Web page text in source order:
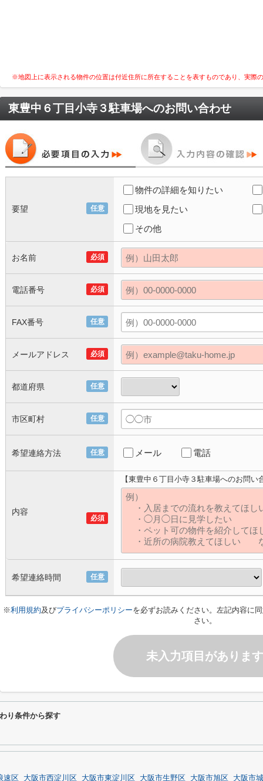
※地図上に表示される物件の位置は付近住所に所在することを表すものであり、実際
東豊中６丁目小寺３駐車場へのお問い合わせ
任意
要望
物件の詳細を知りたい
現地を見たい
その他
必須
お名前
必須
電話番号
任意
FAX番号
必須
メールアドレス
任意
都道府県
任意
市区町村
任意
希望連絡方法 メール 電話
必須
内容
【東豊中６丁目小寺３駐車場へのお問い
任意
希望連絡時間
※利用規約及びプライバシーポリシーを必ずお読みください。左記内容に
さい。
未入力項目があります
り条件から探す
速区 大阪市西淀川区 大阪市東淀川区 大阪市生野区 大阪市旭区 大阪市